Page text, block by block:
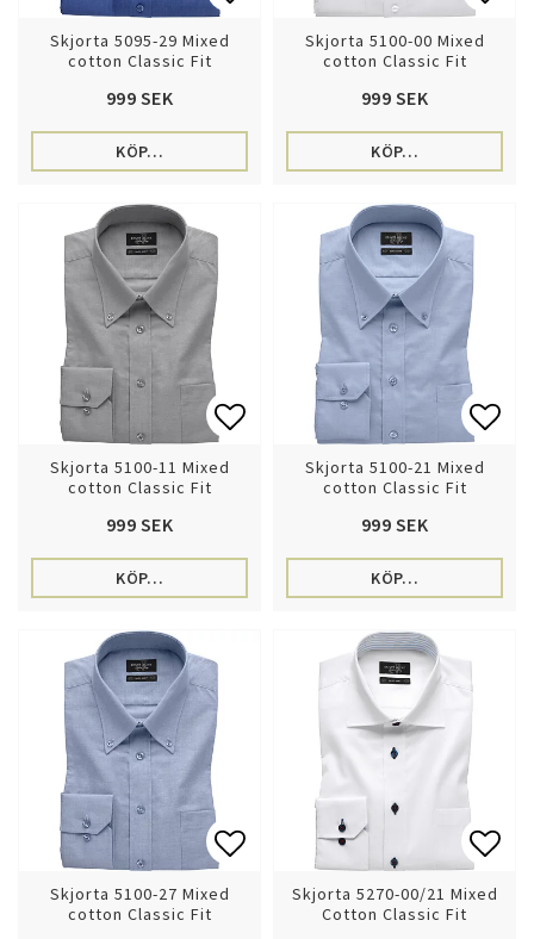
Lägg till i favoritlistan
Skjorta 5095-29 Mixed
cotton Classic Fit
999 SEK
KÖP…
Skjorta 5100-00 Mixed
cotton Classic Fit
999 SEK
KÖP…
Lägg till i favoritlistan
Skjorta 5100-11 Mixed
cotton Classic Fit
999 SEK
KÖP…
Skjorta 5100-21 Mixed
cotton Classic Fit
999 SEK
KÖP…
Lägg till i favoritlistan
Skjorta 5100-27 Mixed
cotton Classic Fit
Skjorta 5270-00/21 Mixed
Cotton Classic Fit